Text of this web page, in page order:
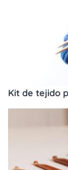
Kit de tejido